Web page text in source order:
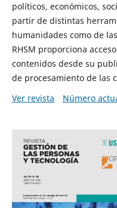
políticos, económicos,
partir de distintas
humanidades como de
RHSM proporciona
contenidos desde su
de procesamiento de las
Ver revista
Número